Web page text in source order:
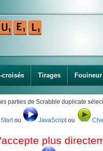
croisés Tirages
parties de Scrabble duplicate
ou JavaScriptou
plus